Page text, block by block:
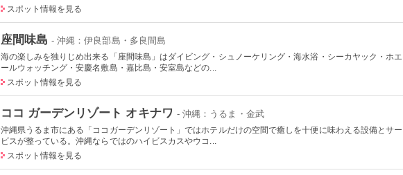
スポット情報を見る
座間味島 - 沖縄：伊良部島・多良間島
海の楽しみを独りじめ出来る「座間味島」はダイビング・シュノーケリング・海水浴・シーカヤック・ホエ
ールウォッチング・安慶名敷島・嘉比島・安室島などの...
スポット情報を見る
ココ ガーデンリゾート オキナワ - 沖縄：うるま・金武
沖縄県うるま市にある「ココガーデンリゾート」ではホテルだけの空間で癒しを十便に味わえる設備とサー
ビスが整っている。沖縄ならではのハイビスカスやウコ...
スポット情報を見る